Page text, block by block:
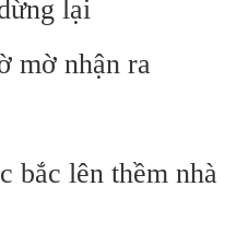
lại
mờ nhận ra
bắc lên thềm nhà